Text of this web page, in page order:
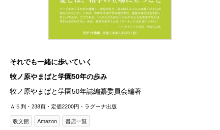
それでも一緒に歩いていく
牧ノ原やまばと学園50年の歩み
牧ノ原やまばと学園50年誌編纂委員会編著
Ａ５判・238頁・定価2200円・ラグーナ出版
教文館 Amazon 書店一覧